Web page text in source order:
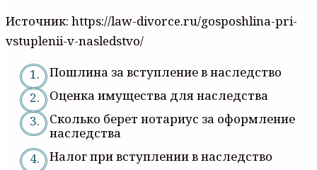
Источник: https://law-divorce.ru/gosposhlina-pri-
vstuplenii-v-nasledstvo/
Пошлина за вступление в наследство
Оценка имущества для наследства
Сколько берет нотариус за оформление
наследства
Налог при вступлении в наследство